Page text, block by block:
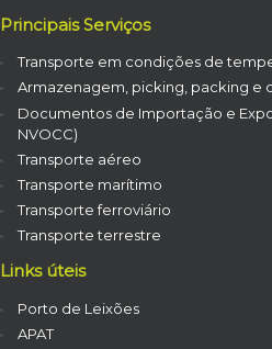
Principais Serviços
Transporte em condições de
Armazenagem, picking, packing e
Documentos de Importação e
NVOCC)
Transporte aéreo
Transporte marítimo
Transporte ferroviário
Transporte terrestre
Links úteis
Porto de Leixões
APAT